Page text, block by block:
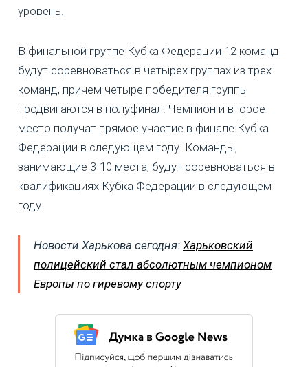
уровень.
В финальной группе Кубка Федерации 12 команд
будут соревноваться в четырех группах из трех
команд, причем четыре победителя группы
продвигаются в полуфинал. Чемпион и второе
место получат прямое участие в финале Кубка
Федерации в следующем году. Команды,
занимающие 3-10 места, будут соревноваться в
квалификациях Кубка Федерации в следующем
году.
Новости Харькова сегодня: Харьковский
полицейский стал абсолютным чемпионом
Европы по гиревому спорту